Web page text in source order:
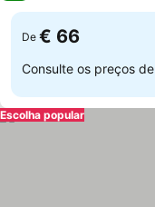
De € 66
Consulte os preços de
Escolha popular